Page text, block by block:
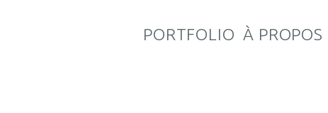
PORTFOLIO À PROPOS